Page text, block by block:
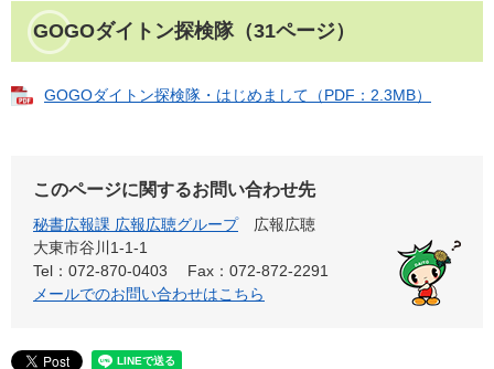
GOGOダイトン探検隊（31ページ）
GOGOダイトン探検隊・はじめまして（PDF：2.3MB）
このページに関するお問い合わせ先
秘書広報課 広報広聴グループ
広報広聴
大東市谷川1-1-1
Tel：072-870-0403
Fax：072-872-2291
メールでのお問い合わせはこちら